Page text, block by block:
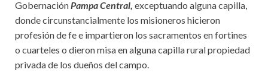
GobernaciónPampa Central, exceptuando alguna capilla,
donde circunstancialmente los misioneros hicieron
profesión de fe e impartieron los sacramentos en fortines
o cuarteles o dieron misa en alguna capilla rural propiedad
privada de los dueños del campo.